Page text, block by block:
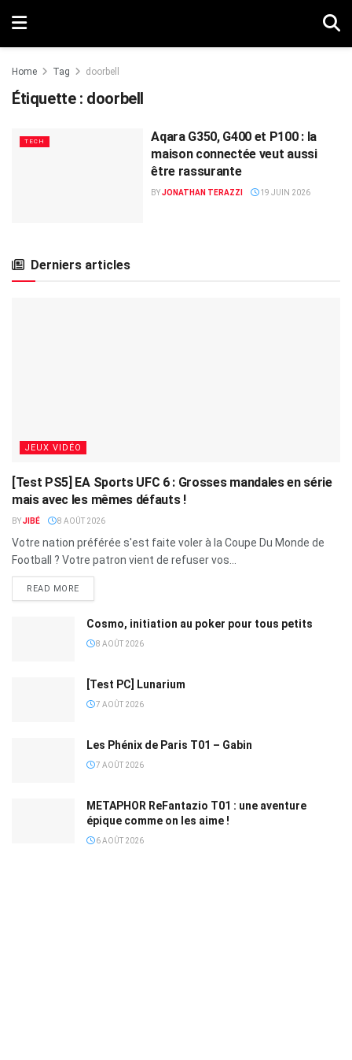
Home Tag doorbell
Étiquette : doorbell
TECH
Aqara G350, G400 et P100 : la
maison connectée veut aussi
être rassurante
BYJONATHAN TERAZZI 19 JUIN 2026
Derniers articles
JEUX VIDÉO
[Test PS5] EA Sports UFC 6 : Grosses mandales en série
mais avec les mêmes défauts !
BYJIBÉ 8 AOÛT 2026
Votre nation préférée s'est faite voler à la Coupe Du Monde de
Football ? Votre patron vient de refuser vos...
READ MORE
Cosmo, initiation au poker pour tous petits
8 AOÛT 2026
[Test PC] Lunarium
7 AOÛT 2026
Les Phénix de Paris T01 – Gabin
7 AOÛT 2026
METAPHOR ReFantazio T01 : une aventure
épique comme on les aime !
6 AOÛT 2026